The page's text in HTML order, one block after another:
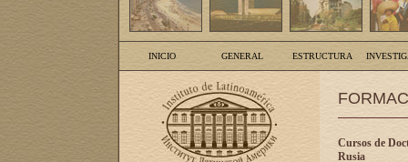
INICIO GENERAL ESTRUCTURA
Cursos de
Rusia